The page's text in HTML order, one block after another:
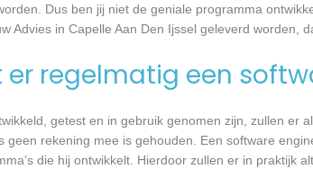
Dus ben jij niet de geniale programma
Advies in Capelle Aan Den Ijssel geleverd worden,
regelmatig een
getest en in gebruik genomen zijn, zullen er
geen rekening mee is gehouden. Een software
die hij ontwikkelt. Hierdoor zullen er in praktijk